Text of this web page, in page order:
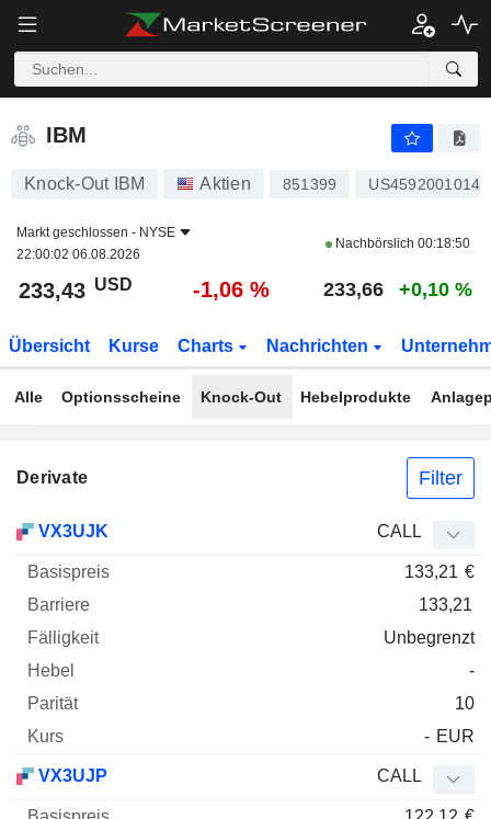
IBM
IBM
Knock-Out IBM Aktien 851399 US4592001014
Markt geschlossen - NYSE
22:00:02 06.08.2026
Nachbörslich 00:18:50
233,43 USD -1,06 % 233,66 +0,10 %
Übersicht Kurse Charts Nachrichten
Alle Optionsscheine Knock-Out Hebelprodukte
Derivate Filter
Elastizität
VX3UJK CALL
133,21 €
133,21
Unbegrenzt
-
10
- EUR
VX3UJP CALL